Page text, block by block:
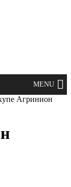
Агринион